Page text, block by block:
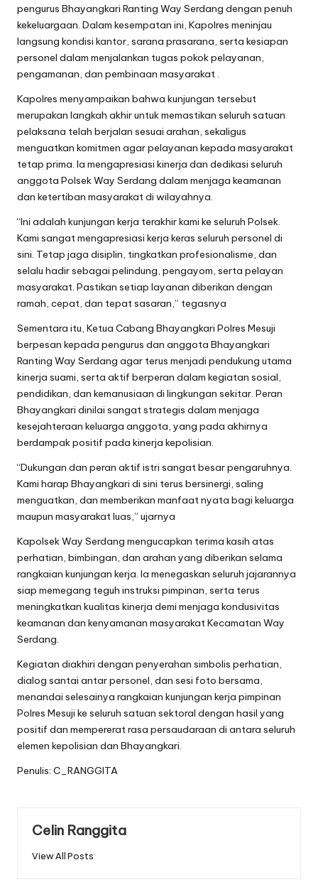
pengurus Bhayangkari Ranting Way Serdang dengan penuh
kekeluargaan. Dalam kesempatan ini, Kapolres meninjau
langsung kondisi kantor, sarana prasarana, serta kesiapan
personel dalam menjalankan tugas pokok pelayanan,
pengamanan, dan pembinaan masyarakat .
Kapolres menyampaikan bahwa kunjungan tersebut
merupakan langkah akhir untuk memastikan seluruh satuan
pelaksana telah berjalan sesuai arahan, sekaligus
menguatkan komitmen agar pelayanan kepada masyarakat
tetap prima. Ia mengapresiasi kinerja dan dedikasi seluruh
anggota Polsek Way Serdang dalam menjaga keamanan
dan ketertiban masyarakat di wilayahnya.
“Ini adalah kunjungan kerja terakhir kami ke seluruh Polsek.
Kami sangat mengapresiasi kerja keras seluruh personel di
sini. Tetap jaga disiplin, tingkatkan profesionalisme, dan
selalu hadir sebagai pelindung, pengayom, serta pelayan
masyarakat. Pastikan setiap layanan diberikan dengan
ramah, cepat, dan tepat sasaran,” tegasnya
Sementara itu, Ketua Cabang Bhayangkari Polres Mesuji
berpesan kepada pengurus dan anggota Bhayangkari
Ranting Way Serdang agar terus menjadi pendukung utama
kinerja suami, serta aktif berperan dalam kegiatan sosial,
pendidikan, dan kemanusiaan di lingkungan sekitar. Peran
Bhayangkari dinilai sangat strategis dalam menjaga
kesejahteraan keluarga anggota, yang pada akhirnya
berdampak positif pada kinerja kepolisian.
“Dukungan dan peran aktif istri sangat besar pengaruhnya.
Kami harap Bhayangkari di sini terus bersinergi, saling
menguatkan, dan memberikan manfaat nyata bagi keluarga
maupun masyarakat luas,” ujarnya
Kapolsek Way Serdang mengucapkan terima kasih atas
perhatian, bimbingan, dan arahan yang diberikan selama
rangkaian kunjungan kerja. Ia menegaskan seluruh jajarannya
siap memegang teguh instruksi pimpinan, serta terus
meningkatkan kualitas kinerja demi menjaga kondusivitas
keamanan dan kenyamanan masyarakat Kecamatan Way
Serdang.
Kegiatan diakhiri dengan penyerahan simbolis perhatian,
dialog santai antar personel, dan sesi foto bersama,
menandai selesainya rangkaian kunjungan kerja pimpinan
Polres Mesuji ke seluruh satuan sektoral dengan hasil yang
positif dan mempererat rasa persaudaraan di antara seluruh
elemen kepolisian dan Bhayangkari.
Penulis: C_RANGGITA
Celin Ranggita
View All Posts